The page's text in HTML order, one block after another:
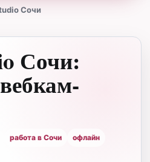
Сочи
Сочи:
работа в Сочи
офлайн